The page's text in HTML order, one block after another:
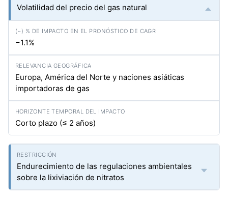
Volatilidad del precio del gas natural
−1.1%
Europa, América del Norte y naciones asiáticas
importadoras de gas
Corto plazo (≤ 2 años)
Endurecimiento de las regulaciones ambientales
sobre la lixiviación de nitratos